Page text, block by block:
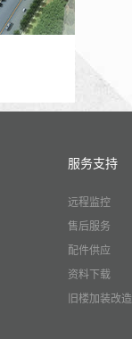
服务支持
远程监控
售后服务
配件供应
资料下载
旧楼加装改造